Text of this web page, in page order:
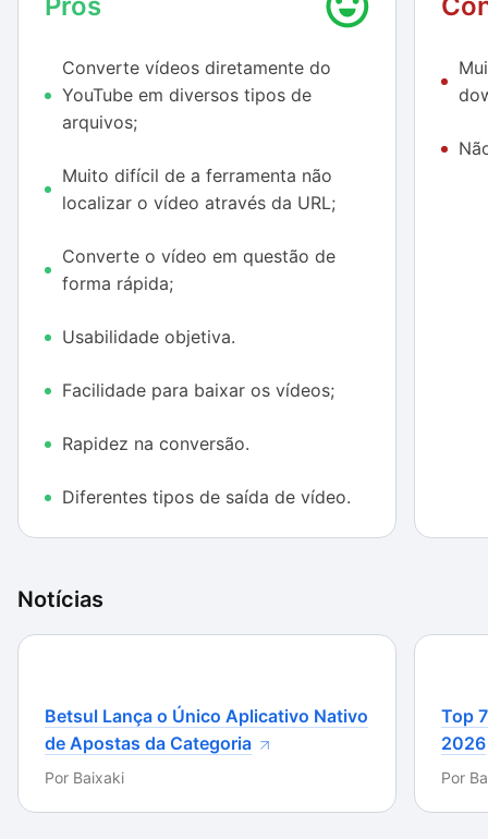
quando comparado a outros softwares similares.
Outra vantagem é a diversidade de formatos que o
Free YouTube Downloader Converter. É possível que
um vídeo tenha um arquivo de saída .MOV até .MP3
Entretanto, muitos vídeos, principalmente
relacionados à música, não permitem o download
direitos autorais.
Converte vídeos diretamente do
YouTube em diversos tipos de
arquivos;
Muito difícil de a ferramenta não
localizar o vídeo através da URL;
Converte o vídeo em questão de
forma rápida;
Usabilidade objetiva.
Facilidade para baixar os vídeos;
Rapidez na conversão.
Diferentes tipos de saída de vídeo.
Notícias
Betsul Lança o Único Aplicativo Nativo
de Apostas da Categoria
Por Baixaki
Top
2026
Por